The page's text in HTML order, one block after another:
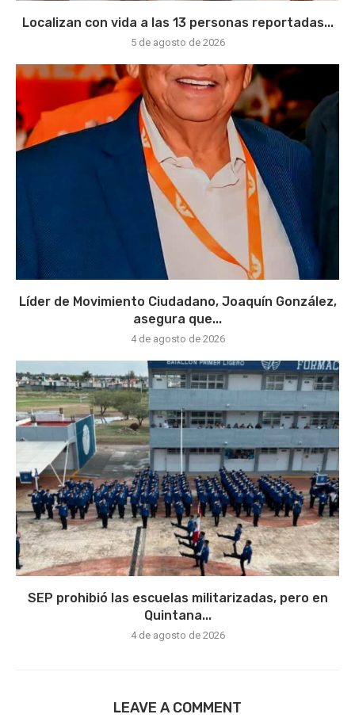
Localizan con vida a las 13 personas reportadas...
5 de agosto de 2026
Líder de Movimiento Ciudadano, Joaquín González,
asegura que...
4 de agosto de 2026
SEP prohibió las escuelas militarizadas, pero en
Quintana...
4 de agosto de 2026
LEAVE A COMMENT